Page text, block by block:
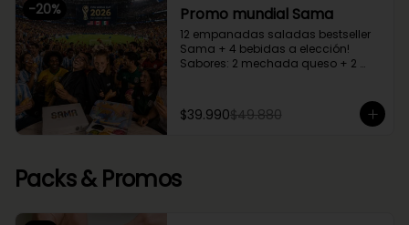
-20% Promo mundial Sama
12 empanadas saladas bestseller
Sama + 4 bebidas a elección!
Sabores: 2 mechada queso + 2
palmitos
$39.990$49.880
Packs & Promos